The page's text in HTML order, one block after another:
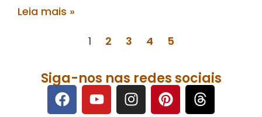
Leia mais »
1 2 3 4 5
Siga-nos nas redes sociais